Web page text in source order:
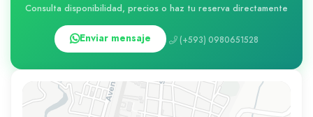
Consulta disponibilidad, precios o haz tu reserva directamente
Enviar mensaje (+593) 0980651528